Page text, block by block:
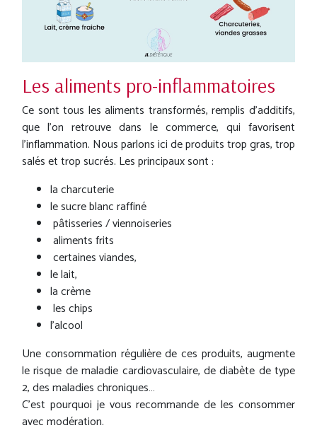
Les aliments pro-inflammatoires
Ce sont tous les aliments transformés, remplis d’additifs,
que l’on retrouve dans le commerce, qui favorisent
l'inflammation. Nous parlons ici de produits trop gras, trop
salés et trop sucrés. Les principaux sont :
la charcuterie
le sucre blanc raffiné
pâtisseries / viennoiseries
aliments frits
certaines viandes,
le lait,
la crème
les chips
l’alcool
Une consommation régulière de ces produits, augmente
le risque de maladie cardiovasculaire, de diabète de type
2, des maladies chroniques…
C’est pourquoi je vous recommande de les consommer
avec modération.